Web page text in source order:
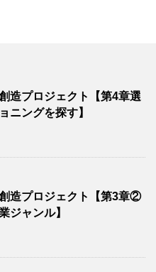
造プロジェクト【第4章選
ニングを探す】
造プロジェクト【第3章②
ジャンル】